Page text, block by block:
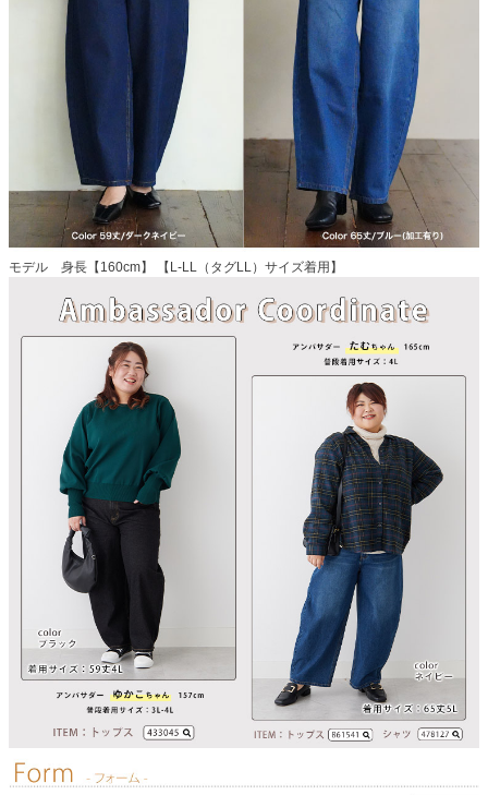
モデル 身長【160cm】 【L-LL（タグLL）サイズ着用】